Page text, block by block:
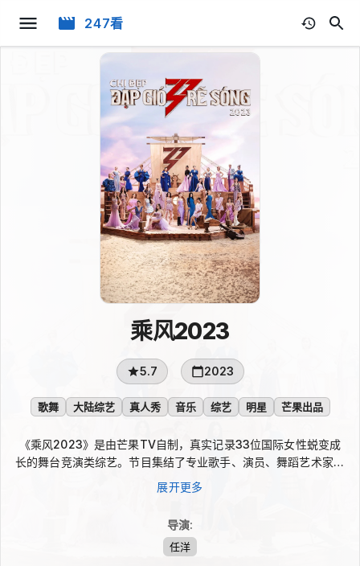
247看
乘风2023
5.7 2023
歌舞 大陆综艺 真人秀 音乐 综艺 明星 芒果出品
《乘风2023》是由芒果TV自制，真实记录33位国际女性蜕变成
长的舞台竞演类综艺。节目集结了专业歌手、演员、舞蹈艺术家等
不同行业的实力女性，通过多场竞演展现国际友好互助之姿，彰显
中国文化魅力，实现自我价值超越。
展开更多
导演:
任洋